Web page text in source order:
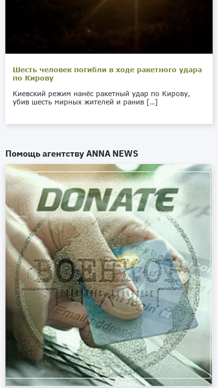
Шесть человек погибли в ходе ракетного удара
по Кирову
Киевский режим нанёс ракетный удар по Кирову,
убив шесть мирных жителей и ранив […]
Помощь агентствуANNA NEWS